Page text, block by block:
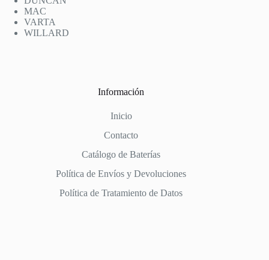
MAC
VARTA
WILLARD
Información
Inicio
Contacto
Catálogo de Baterías
Política de Envíos y Devoluciones
Política de Tratamiento de Datos